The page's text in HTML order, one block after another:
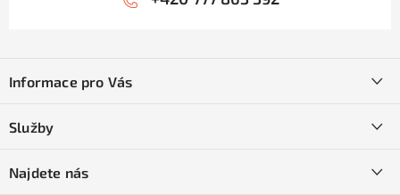
pInformace pro Vás
Obchodní podmínky
Služby
Najdete nás